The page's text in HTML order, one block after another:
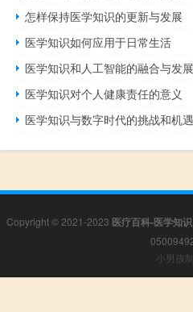
怎样保持医学知识的更新与发展
医学知识如何应用于日常生活
医学知识和人工智能的融合与发展
医学知识对个人健康责任的意义
医学知识与数字时代的挑战和机遇
Copyright © 2021-2023 医疗百科-医学知
小男孩